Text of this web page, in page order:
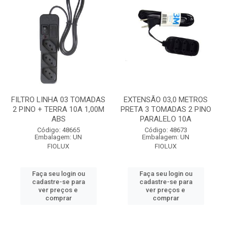
FILTRO LINHA 03 TOMADAS
2 PINO + TERRA 10A 1,00M
ABS
Código: 48665
Embalagem: UN
FIOLUX
Faça seu login ou
cadastre-se para
ver preços e
comprar
EXTENSÃO 03,0 METROS
PRETA 3 TOMADAS 2 PINO
PARALELO 10A
Código: 48673
Embalagem: UN
FIOLUX
Faça seu login ou
cadastre-se para
ver preços e
comprar